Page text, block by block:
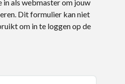
als webmaster om jouw
Dit formulier kan niet
om in te loggen op de